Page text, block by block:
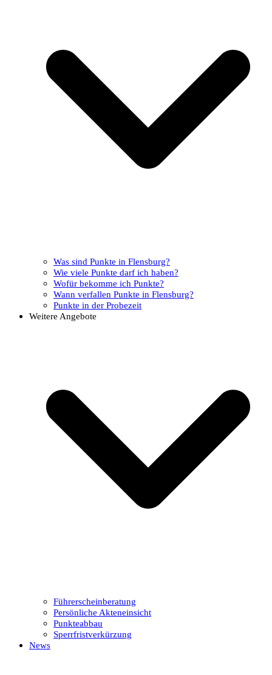
Was sind Punkte in Flensburg?
Wie viele Punkte darf ich haben?
Wofür bekomme ich Punkte?
Wann verfallen Punkte in Flensburg?
Punkte in der Probezeit
Weitere Angebote
Führerscheinberatung
Persönliche Akteneinsicht
Punkteabbau
Sperrfristverkürzung
News